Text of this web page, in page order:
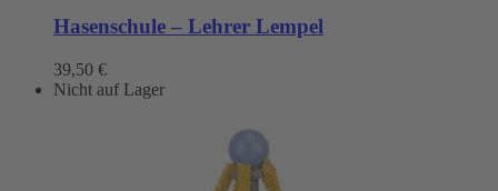
Hasenschule – Lehrer Lempel
39,50 €
Nicht auf Lager